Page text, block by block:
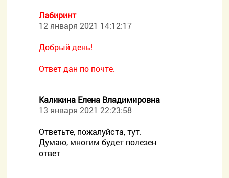
Лабиринт
12 января 2021 14:12:17
Добрый день!
Ответ дан по почте.
Каликина Елена Владимировна
13 января 2021 22:23:58
Ответьте, пожалуйста, тут.
Думаю, многим будет полезен
ответ